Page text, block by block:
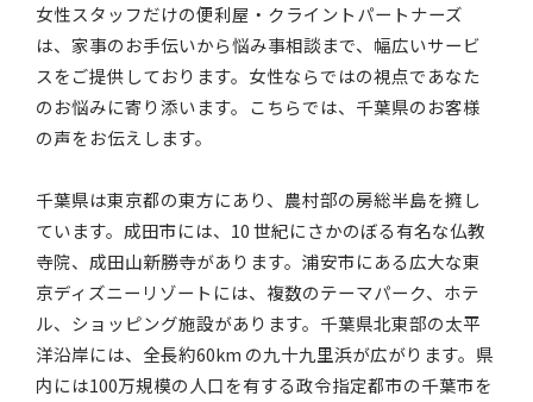
女性スタッフだけの便利屋・クライントパートナーズ
は、家事のお手伝いから悩み事相談まで、幅広いサービ
スをご提供しております。女性ならではの視点であなた
のお悩みに寄り添います。こちらでは、千葉県のお客様
の声をお伝えします。
千葉県は東京都の東方にあり、農村部の房総半島を擁し
ています。成田市には、10 世紀にさかのぼる有名な仏教
寺院、成田山新勝寺があります。浦安市にある広大な東
京ディズニーリゾートには、複数のテーマパーク、ホテ
ル、ショッピング施設があります。千葉県北東部の太平
洋沿岸には、全長約60km の九十九里浜が広がります。県
内には100万規模の人口を有する政令指定都市の千葉市を